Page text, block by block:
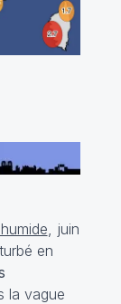
, juin
en
la vague